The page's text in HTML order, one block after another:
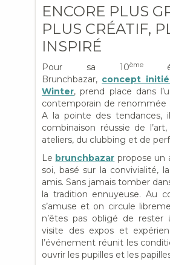
ENCORE PLUS
PLUS CRÉATIF,
INSPIRÉ
Pour sa 10ème
Brunchbazar, concept
Winter, prend place dans
contemporain de renommée
A la pointe des tendances,
combinaison réussie de
ateliers, du clubbing et de
Le brunchbazar propose un
soi, basé sur la convivialité,
amis. Sans jamais tomber
la tradition ennuyeuse. Au
s’amuse et on circule
n’êtes pas obligé de rester
visite des expos et
l’événement réunit les
ouvrir les pupilles et les